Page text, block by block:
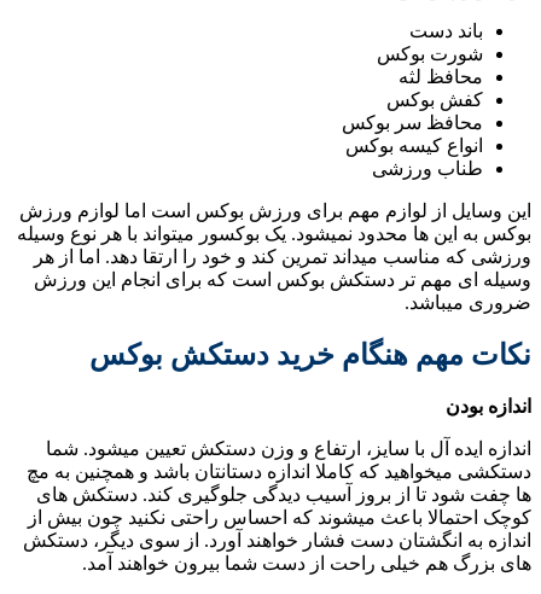
باند دست
شورت بوکس
محافظ لثه
کفش بوکس
محافظ سر بوکس
انواع کیسه بوکس
طناب ورزشی
این وسایل از لوازم مهم برای ورزش بوکس است اما لوازم ورزش
بوکس به این ها محدود نمیشود. یک بوکسور میتواند با هر نوع وسیله
ورزشی که مناسب میداند تمرین کند و خود را ارتقا دهد. اما از هر
وسیله ای مهم تر دستکش بوکس است که برای انجام این ورزش
ضروری میباشد.
نکات مهم هنگام خرید دستکش بوکس
اندازه بودن
اندازه ایده آل با سایز، ارتفاع و وزن دستکش تعیین میشود. شما
دستکشی میخواهید که کاملا اندازه دستانتان باشد و همچنین به مچ
ها چفت شود تا از بروز آسیب دیدگی جلوگیری کند. دستکش های
کوچک احتمالا باعث میشوند که احساس راحتی نکنید چون بیش از
اندازه به انگشتان دست فشار خواهند آورد. از سوی دیگر، دستکش
های بزرگ هم خیلی راحت از دست شما بیرون خواهند آمد.